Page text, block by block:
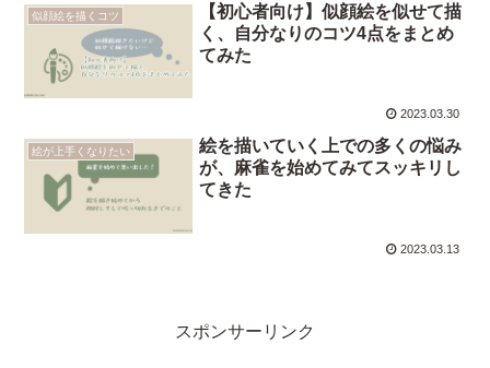
似顔絵を描くコツ
【初心者向け】似顔絵を似せて描
く、自分なりのコツ4点をまとめ
てみた
2023.03.30
絵が上手くなりたい
絵を描いていく上での多くの悩み
が、麻雀を始めてみてスッキリし
てきた
2023.03.13
スポンサーリンク